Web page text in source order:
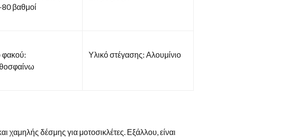
βαθμοί
φακού:
Υλικό στέγασης: Αλουμίνιο
δέσμης για μοτοσικλέτες. Εξάλλου, είναι